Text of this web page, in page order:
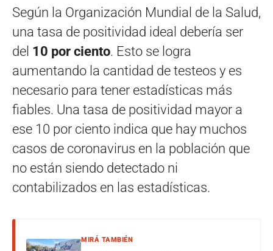
Según la Organización Mundial de la Salud,
una tasa de positividad ideal debería ser
del 10 por ciento. Esto se logra
aumentando la cantidad de testeos y es
necesario para tener estadísticas más
fiables. Una tasa de positividad mayor a
ese 10 por ciento indica que hay muchos
casos de coronavirus en la población que
no están siendo detectado ni
contabilizados en las estadísticas.
MIRÁ TAMBIÉN